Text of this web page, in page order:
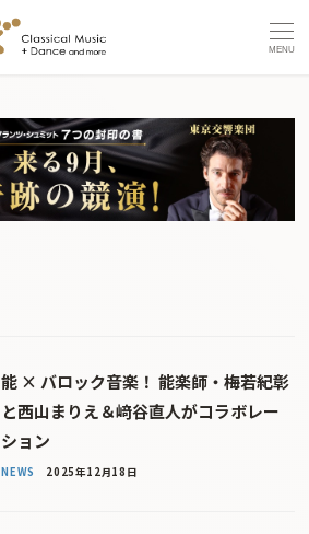
MENU
能 × バロック音楽！ 能楽師・梅若紀彰
と西山まりえ＆﨑谷直人がコラボレー
ション
NEWS 2025年12月18日